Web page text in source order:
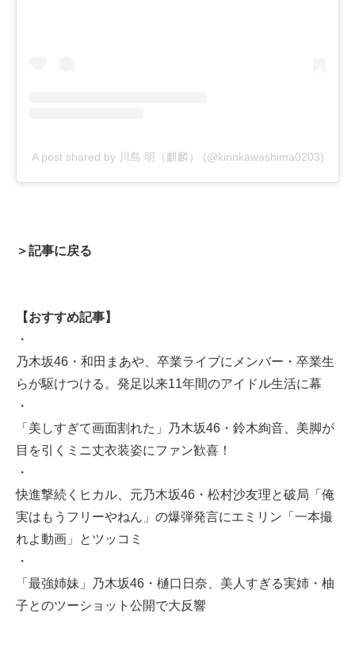
A post shared by 川島 明（麒麟） (@kirinkawashima0203)
＞記事に戻る
【おすすめ記事】
・
乃木坂46・和田まあや、卒業ライブにメンバー・卒業生
らが駆けつける。発足以来11年間のアイドル生活に幕
・
「美しすぎて画面割れた」乃木坂46・鈴木絢音、美脚が
目を引くミニ丈衣装姿にファン歓喜！
・
快進撃続くヒカル、元乃木坂46・松村沙友理と破局「俺
実はもうフリーやねん」の爆弾発言にエミリン「一本撮
れよ動画」とツッコミ
・
「最強姉妹」乃木坂46・樋口日奈、美人すぎる実姉・柚
子とのツーショット公開で大反響